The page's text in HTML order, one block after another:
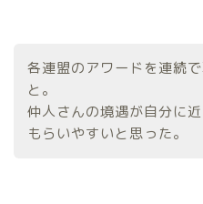
各連盟のアワードを連続
と。
仲人さんの境遇が自分に
もらいやすいと思った。